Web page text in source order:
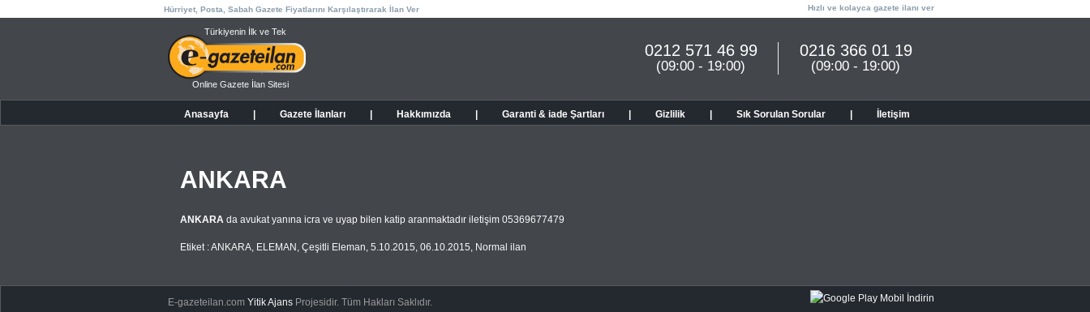
Hürriyet, Posta, Sabah Gazete Fiyatlarını Karşılaştırarak İlan Ver Hızlı ve kolayca gazete ilanı ver
Türkiyenin İlk ve Tek
Online Gazete İlan Sitesi
0216 366 01 19
(09:00 - 19:00)
0212 571 46 99
(09:00 - 19:00)
Anasayfa Gazete İlanları Hakkımızda Garanti & iade Şartları Gizlilik Sık Sorulan Sorular İletişim
ANKARA
ANKARA da avukat yanına icra ve uyap bilen katip aranmaktadır iletişim 05369677479
Etiket :ANKARA, ELEMAN , Çeşitli Eleman, 5.10.2015, 06.10.2015, Normal ilan
E-gazeteilan.comYitik Ajans Projesidir.Tüm Hakları Saklıdır.